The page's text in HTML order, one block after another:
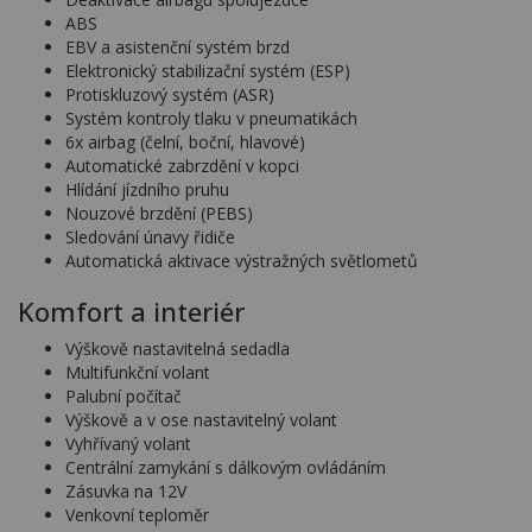
ABS
EBV a asistenční systém brzd
Elektronický stabilizační systém (ESP)
Protiskluzový systém (ASR)
Systém kontroly tlaku v pneumatikách
6x airbag (čelní, boční, hlavové)
Automatické zabrzdění v kopci
Hlídání jízdního pruhu
Nouzové brzdění (PEBS)
Sledování únavy řidiče
Automatická aktivace výstražných světlometů
Komfort a interiér
Výškově nastavitelná sedadla
Multifunkční volant
Palubní počítač
Výškově a v ose nastavitelný volant
Vyhřívaný volant
Centrální zamykání s dálkovým ovládáním
Zásuvka na 12V
Venkovní teploměr